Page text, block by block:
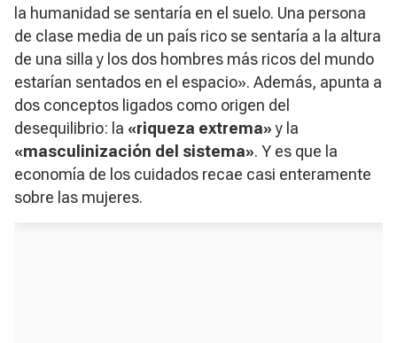
la humanidad se sentaría en el suelo. Una persona
de clase media de un país rico se sentaría a la altura
de una silla y los dos hombres más ricos del mundo
estarían sentados en el espacio». Además, apunta a
dos conceptos ligados como origen del
desequilibrio: la «riqueza extrema»y la
«masculinización del sistema». Y es que la
economía de los cuidados recae casi enteramente
sobre las mujeres.